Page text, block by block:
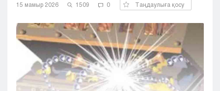
Кокшетау
Кызылорда
Павлодар
Петропавловск
Семей
Талдыкорган
15 мамыр 2026 1509 0 Таңдаулыға қосу